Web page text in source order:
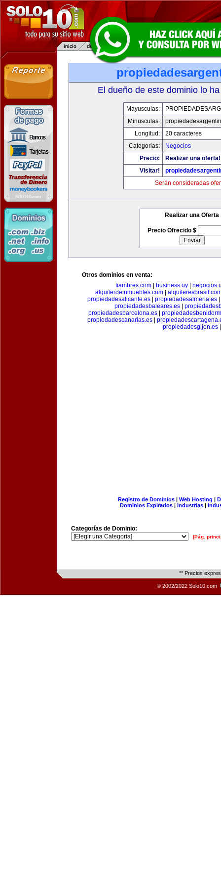
El dueño de este dominio lo
Mayusculas:
Minusculas:
Longitud:
20 caracteres
Categorias:
Negocios
Precio:
Realizar una oferta!
Visitar!
Serán consideradas
Realizar una Oferta
Precio Ofrecido $
Otros dominios en venta:
fiambres.com
business.uy
alquilerdeinmuebles.com|
propiedadesalicante.es| propiedadesalmeria.es|
propiedadesbaleares.es
propiedadesbarcelona.es
propiedadescanarias.es|
propiedadesgijon.es
Registro de Dominios| Web Hosting |
Dominios Expirados | Industrias |
Categorías de Dominio:
[Pág.
** Precios
© 2002/2022 Solo10.com